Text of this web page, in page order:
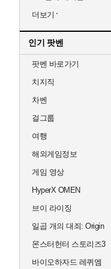
더보기
인기 팟벤
팟벤 바로가기
치지직
차벤
걸그룹
여행
해외게임정보
게임 영상
HyperX OMEN
브이 라이징
일곱 개의 대죄: Origin
몬스터헌터 스토리즈3
바이오하자드 레퀴엠